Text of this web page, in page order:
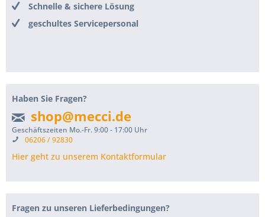
Schnelle & sichere Lösung
geschultes Servicepersonal
Haben Sie Fragen?
shop@mecci.de
Geschäftszeiten Mo.-Fr. 9:00 - 17:00 Uhr
06206 / 92830
Hier geht zu unserem Kontaktformular
Fragen zu unseren Lieferbedingungen?